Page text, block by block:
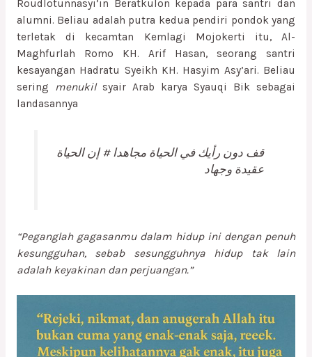
Roudlotunnasyi’in Beratkulon kepada para santri dan
alumni. Beliau adalah putra kedua pendiri pondok yang
terletak di kecamtan Kemlagi Mojokerti itu, Al-
Maghfurlah Romo KH. Arif Hasan, seorang santri
kesayangan Hadratu Syeikh KH. Hasyim Asy’ari. Beliau
sering menukilsyair Arab karya Syauqi Bik sebagai
landasannya
قف دون رأيك في الحياة مجاهدا # إن الحياة
عقيدة وجهاد
“Peganglah gagasanmu dalam hidup ini dengan penuh
kesungguhan, sebab sesungguhnya hidup tak lain
adalah keyakinan dan perjuangan.”